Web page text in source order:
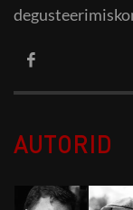
AUTORID